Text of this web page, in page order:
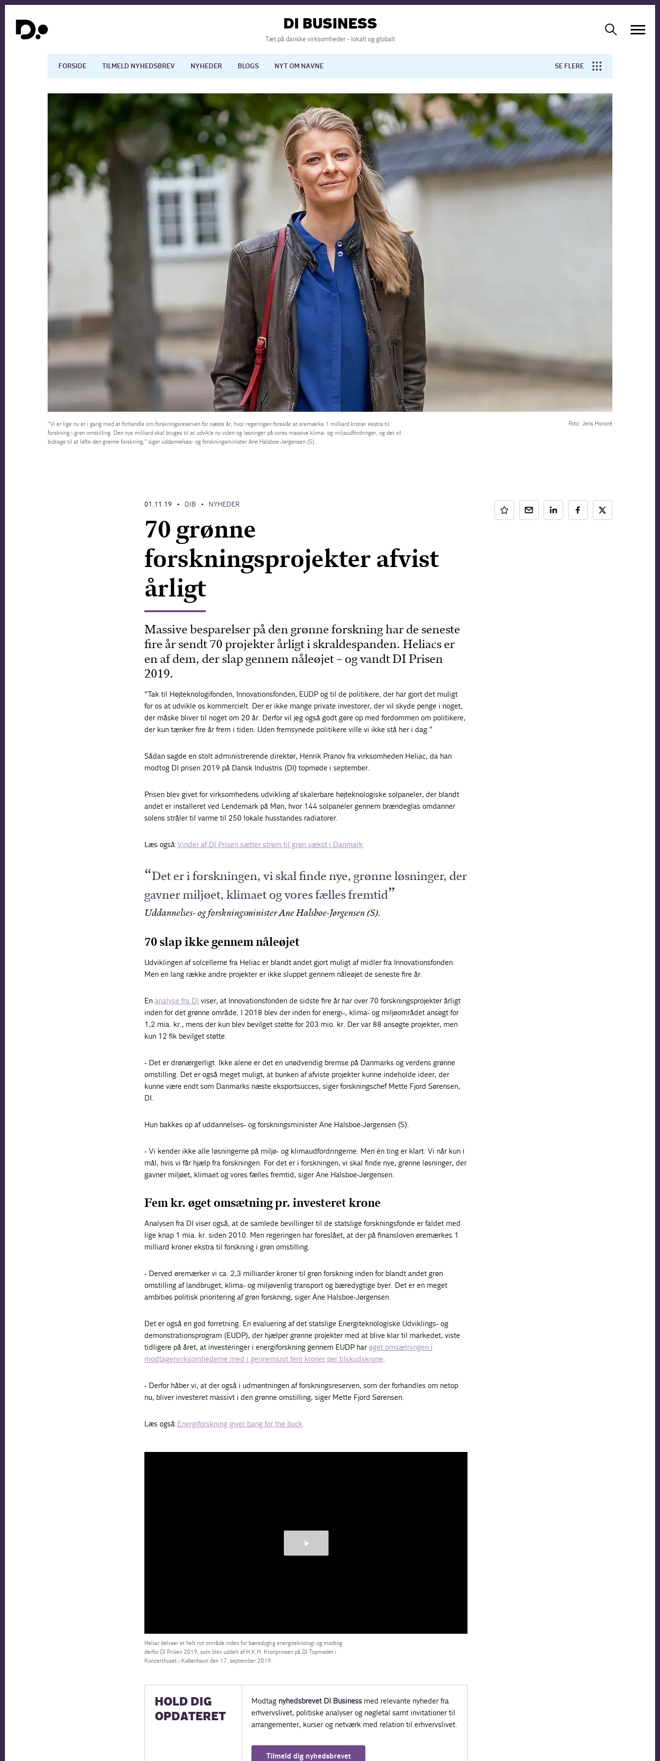
DI BUSINESS
Tæt på danske virksomheder - lokalt og globalt
FORSIDE TILMELD NYHEDSBREV NYHEDER BLOGS NYT OM NAVNE SE FLERE
Dansk økonomi Digitalisering International økonomi Arbejdsmiljø
Arbejdsmarkedet Uddannelse Europapolitik Forskning
"Vi er lige nu er i gang med at forhandle om forskningsreserven for næste år, hvor regeringen foreslår at øremærke 1 milliard kroner ekstra til
forskning i grøn omstilling. Den nye milliard skal bruges til at udvikle ny viden og løsninger på vores massive klima- og miljøudfordringer, og det vil
bidrage til at løfte den grønne forskning," siger uddannelses- og forskningsminister Ane Halsboe-Jørgensen (S).
Foto: Jens Honoré
01.11.19 • DIB • NYHEDER
70 grønne
forskningsprojekter afvist
årligt
Massive besparelser på den grønne forskning har de seneste
fire år sendt 70 projekter årligt i skraldespanden. Heliacs er
en af dem, der slap gennem nåleøjet – og vandt DI Prisen
2019.
”Tak til Højteknologifonden, Innovationsfonden, EUDP og til de politikere, der har gjort det muligt
for os at udvikle os kommercielt. Der er ikke mange private investorer, der vil skyde penge i noget,
der måske bliver til noget om 20 år. Derfor vil jeg også godt gøre op med fordommen om politikere,
der kun tænker fire år frem i tiden. Uden fremsynede politikere ville vi ikke stå her i dag.”
Sådan sagde en stolt administrerende direktør, Henrik Pranov fra virksomheden Heliac, da han
modtog DI prisen 2019 på Dansk Industris (DI) topmøde i september.
Prisen blev givet for virksomhedens udvikling af skalerbare højteknologiske solpaneler, der blandt
andet er installeret ved Lendemark på Møn, hvor 144 solpaneler gennem brændeglas omdanner
solens stråler til varme til 250 lokale husstandes radiatorer.
Læs også:Vinder af DI Prisen sætter strøm til grøn vækst i Danmark
Det er i forskningen, vi skal finde nye, grønne løsninger, der
gavner miljøet, klimaet og vores fælles fremtid
Uddannelses- og forskningsminister Ane Halsboe-Jørgensen (S).
70 slap ikke gennem nåleøjet
Udviklingen af solcellerne fra Heliac er blandt andet gjort muligt af midler fra Innovationsfonden.
Men en lang række andre projekter er ikke sluppet gennem nåleøjet de seneste fire år.
En analyse fra DI viser, at Innovationsfonden de sidste fire år har over 70 forskningsprojekter årligt
inden for det grønne område. I 2018 blev der inden for energi-, klima- og miljøområdet ansøgt for
1,2 mia. kr., mens der kun blev bevilget støtte for 203 mio. kr. Der var 88 ansøgte projekter, men
kun 12 fik bevilget støtte.
- Det er drønærgerligt. Ikke alene er det en unødvendig bremse på Danmarks og verdens grønne
omstilling. Det er også meget muligt, at bunken af afviste projekter kunne indeholde ideer, der
kunne være endt som Danmarks næste eksportsucces, siger forskningschef Mette Fjord Sørensen,
DI.
Hun bakkes op af uddannelses- og forskningsminister Ane Halsboe-Jørgensen (S).
- Vi kender ikke alle løsningerne på miljø- og klimaudfordringerne. Men én ting er klart: Vi når kun i
mål, hvis vi får hjælp fra forskningen. For det er i forskningen, vi skal finde nye, grønne løsninger, der
gavner miljøet, klimaet og vores fælles fremtid, siger Ane Halsboe-Jørgensen.
Fem kr. øget omsætning pr. investeret krone
Analysen fra DI viser også, at de samlede bevillinger til de statslige forskningsfonde er faldet med
lige knap 1 mia. kr. siden 2010. Men regeringen har foreslået, at der på finansloven øremærkes 1
milliard kroner ekstra til forskning i grøn omstilling.
- Derved øremærker vi ca. 2,3 milliarder kroner til grøn forskning inden for blandt andet grøn
omstilling af landbruget, klima- og miljøvenlig transport og bæredygtige byer. Det er en meget
ambitiøs politisk prioritering af grøn forskning, siger Ane Halsboe-Jørgensen.
Det er også en god forretning. En evaluering af det statslige Energiteknologiske Udviklings- og
demonstrationsprogram (EUDP), der hjælper grønne projekter med at blive klar til markedet, viste
tidligere på året, at investeringer i energiforskning gennem EUDP har øget omsætningen i
modtagervirksomhederne med i gennemsnit fem kroner per tilskudskrone.
- Derfor håber vi, at der også i udmøntningen af forskningsreserven, som der forhandles om netop
nu, bliver investeret massivt i den grønne omstilling, siger Mette Fjord Sørensen.
Læs også:Energiforskning giver bang for the buck
Heliac belyser et helt nyt område inden for bæredygtig energiteknologi og modtog
derfor DI Prisen 2019, som blev uddelt af H.K.H. Kronprinsen på DI Topmødet i
Koncerthuset i København den 17. september 2019.
HOLD DIG
OPDATERET
Modtag nyhedsbrevet DI Businessmed relevante nyheder fra
erhvervslivet, politiske analyser og nøgletal samt invitationer til
arrangementer, kurser og netværk med relation til erhvervslivet.
Tilmeld dig nyhedsbrevet